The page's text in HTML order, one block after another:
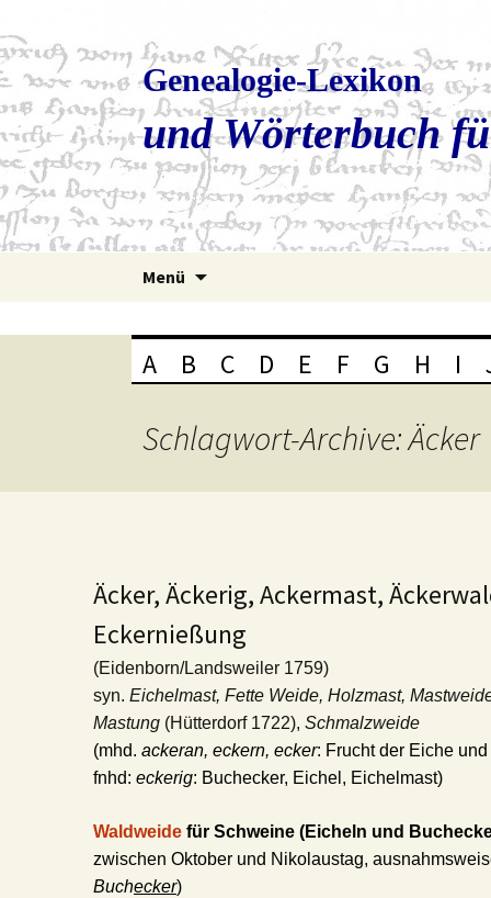
Genealogie-Lexikon
und Wörterbuch
Menü
A B C D E F G H I
Schlagwort-Archive: Äcker
Äcker, Äckerig, Ackermast,
Eckernießung
(Eidenborn/Landsweiler 1759)
syn. Eichelmast, Fette Weide, Holzmast,
Mastung (Hütterdorf 1722), Schmalzweide
(mhd. ackeran, eckern, ecker: Frucht der Eiche
fnhd: eckerig: Buchecker, Eichel, Eichelmast)
Waldweide für Schweine (Eicheln und
zwischen Oktober und Nikolaustag,
Buchecker)